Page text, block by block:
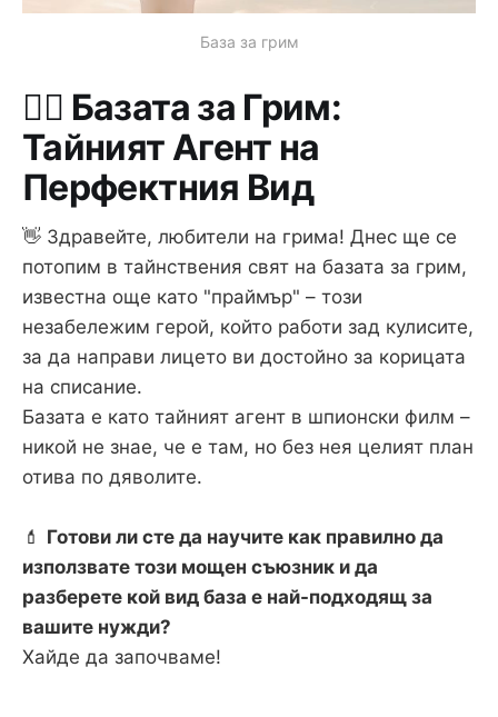
База за грим
🕵️‍♀️ Базата за Грим:
Тайният Агент на
Перфектния Вид
👋 Здравейте, любители на грима! Днес ще се
потопим в тайнствения свят на базата за грим,
известна още като "праймър" – този
незабележим герой, който работи зад кулисите,
за да направи лицето ви достойно за корицата
на списание.
Базата е като тайният агент в шпионски филм –
никой не знае, че е там, но без нея целият план
отива по дяволите.
💄 Готови ли сте да научите как правилно да
използвате този мощен съюзник и да
разберете кой вид база е най-подходящ за
вашите нужди?
Хайде да започваме!